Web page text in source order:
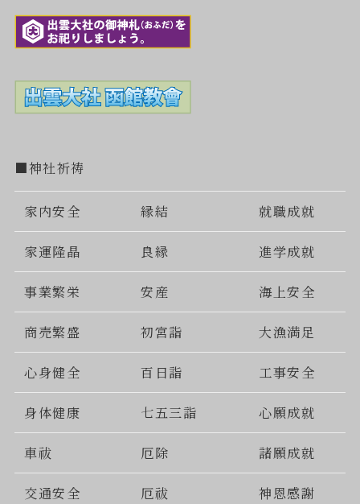
■神社祈祷
家内安全 縁結 就職成就
家運隆晶 良縁 進学成就
事業繁栄 安産 海上安全
商売繁盛 初宮詣 大漁満足
心身健全 百日詣 工事安全
身体健康 七五三詣 心願成就
車祓 厄除 諸願成就
交通安全 厄祓 神恩感謝